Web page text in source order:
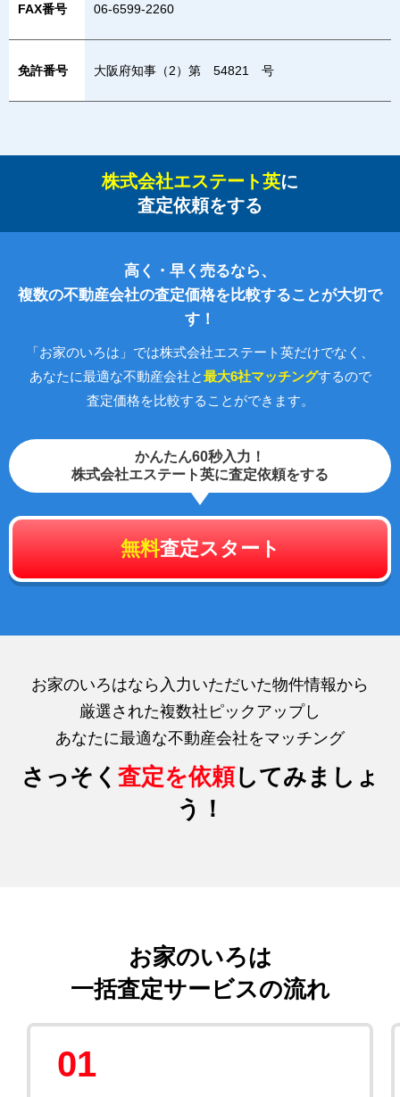
FAX番号 06-6599-2260
免許番号 大阪府知事（2）第 54821 号
株式会社エステート英に
査定依頼をする
高く・早く売るなら、
複数の不動産会社の査定価格を比較することが大切で
す！
「お家のいろは」では株式会社エステート英だけでなく、
あなたに最適な不動産会社と最大6社マッチングするので
査定価格を比較することができます。
かんたん60秒入力！
株式会社エステート英に査定依頼をする
無料査定スタート
お家のいろはなら入力いただいた物件情報から
厳選された複数社ピックアップし
あなたに最適な不動産会社をマッチング
さっそく 査定を依頼してみましょ
う！
お家のいろは
一括査定サービスの流れ
01